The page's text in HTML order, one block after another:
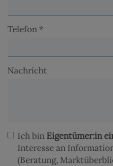
Telefon
Nachricht
Ich bin Eigentümer:in
Interesse an
(Beratung,